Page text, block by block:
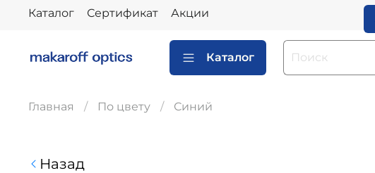
Каталог Сертификат Акции
Каталог
Главная По цвету Синий
Назад